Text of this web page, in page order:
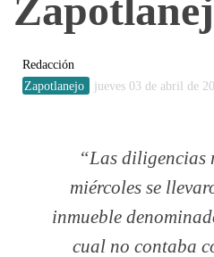
Redacción
Zapotlanejo
jueves 03 de abril de
Las diligencias
miércoles se
inmueble
cual no contaba